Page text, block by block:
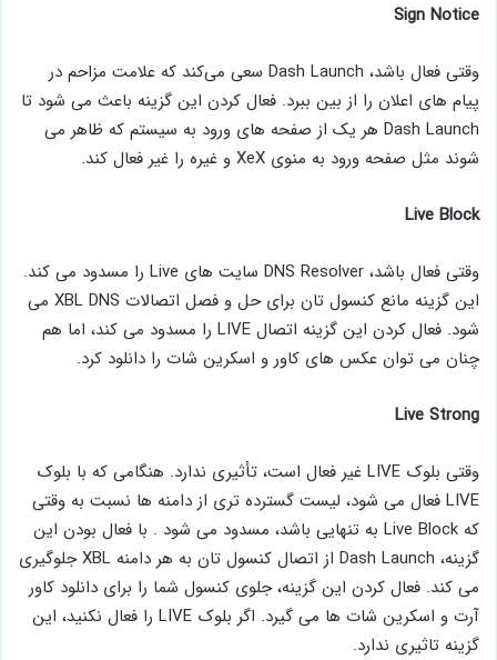
Sign Notice
وقتی فعال باشد، Dash Launch سعی می‌کند که علامت مزاحم در
پیام‌ های اعلان را از بین ببرد. فعال کردن این گزینه باعث می شود تا
Dash Launch هر یک از صفحه های ورود به سیستم که ظاهر می
شوند مثل صفحه ورود به منوی XeX و غیره را غیر فعال کند.
Live Block
وقتی فعال باشد، DNS Resolver سایت های Live را مسدود می کند.
این گزینه مانع کنسول تان برای حل و فصل اتصالات XBL DNS می
شود. فعال کردن این گزینه اتصال LIVE را مسدود می ‌کند، اما هم
چنان می ‌توان عکس ‌های کاور و اسکرین ‌شات را دانلود کرد.
Live Strong
وقتی بلوک LIVE غیر فعال است، تأثیری ندارد. هنگامی که با بلوک
LIVE فعال می شود، لیست گسترده تری از دامنه ها نسبت به وقتی
که Live Block به تنهایی باشد، مسدود می شود . با فعال بودن این
گزینه، Dash Launch از اتصال کنسول تان به هر دامنه XBL جلوگیری
می کند. فعال کردن این گزینه، جلوی کنسول شما را برای دانلود کاور
آرت و اسکرین شات ها می گیرد. اگر بلوک LIVE را فعال نکنید، این
گزینه تاثیری ندارد.